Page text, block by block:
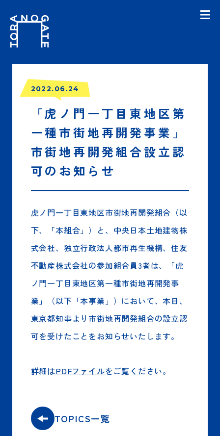
2022.06.24
「虎ノ門一丁目東地区第
一種市街地再開発事業」
市街地再開発組合設立認
可のお知らせ
虎ノ門一丁目東地区市街地再開発組合（以
下、「本組合」）と、中央日本土地建物株
式会社、独立行政法人都市再生機構、住友
不動産株式会社の参加組合員3者は、「虎
ノ門一丁目東地区第一種市街地再開発事
業」（以下「本事業」）において、本日、
東京都知事より市街地再開発組合の設立認
可を受けたことをお知らせいたします。
詳細はPDFファイルをご覧ください。
TOPICS一覧